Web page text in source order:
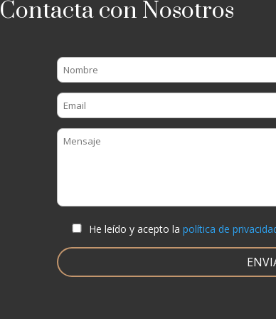
Contacta con Nosotros
He leído y acepto lapolítica de